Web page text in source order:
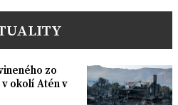
zo
okolí Atén v